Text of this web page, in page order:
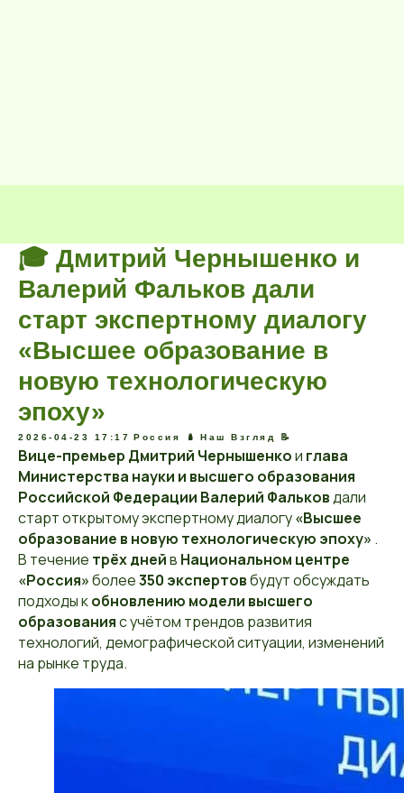
🎓 Дмитрий Чернышенко и
Валерий Фальков дали
старт экспертному диалогу
«Высшее образование в
новую технологическую
эпоху»
2026-04-23 17:17 Россия 🪆 Наш Взгляд 📝
Вице-премьер Дмитрий Чернышенкои глава
Министерства науки и высшего образования
Российской Федерации Валерий Фальковдали
старт открытому экспертному диалогу«Высшее
образование в новую технологическую эпоху» .
В течение трёх днейв Национальном центре
«Россия»более350 экспертовбудут обсуждать
подходы кобновлению модели высшего
образованияс учётом трендов развития
технологий, демографической ситуации, изменений
на рынке труда.